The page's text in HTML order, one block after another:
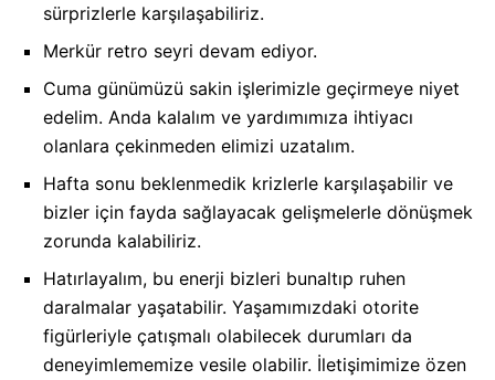
sürprizlerle karşılaşabiliriz.
Merkür retro seyri devam ediyor.
Cuma günümüzü sakin işlerimizle geçirmeye niyet
edelim. Anda kalalım ve yardımımıza ihtiyacı
olanlara çekinmeden elimizi uzatalım.
Hafta sonu beklenmedik krizlerle karşılaşabilir ve
bizler için fayda sağlayacak gelişmelerle dönüşmek
zorunda kalabiliriz.
Hatırlayalım, bu enerji bizleri bunaltıp ruhen
daralmalar yaşatabilir. Yaşamımızdaki otorite
figürleriyle çatışmalı olabilecek durumları da
deneyimlememize vesile olabilir. İletişimimize özen